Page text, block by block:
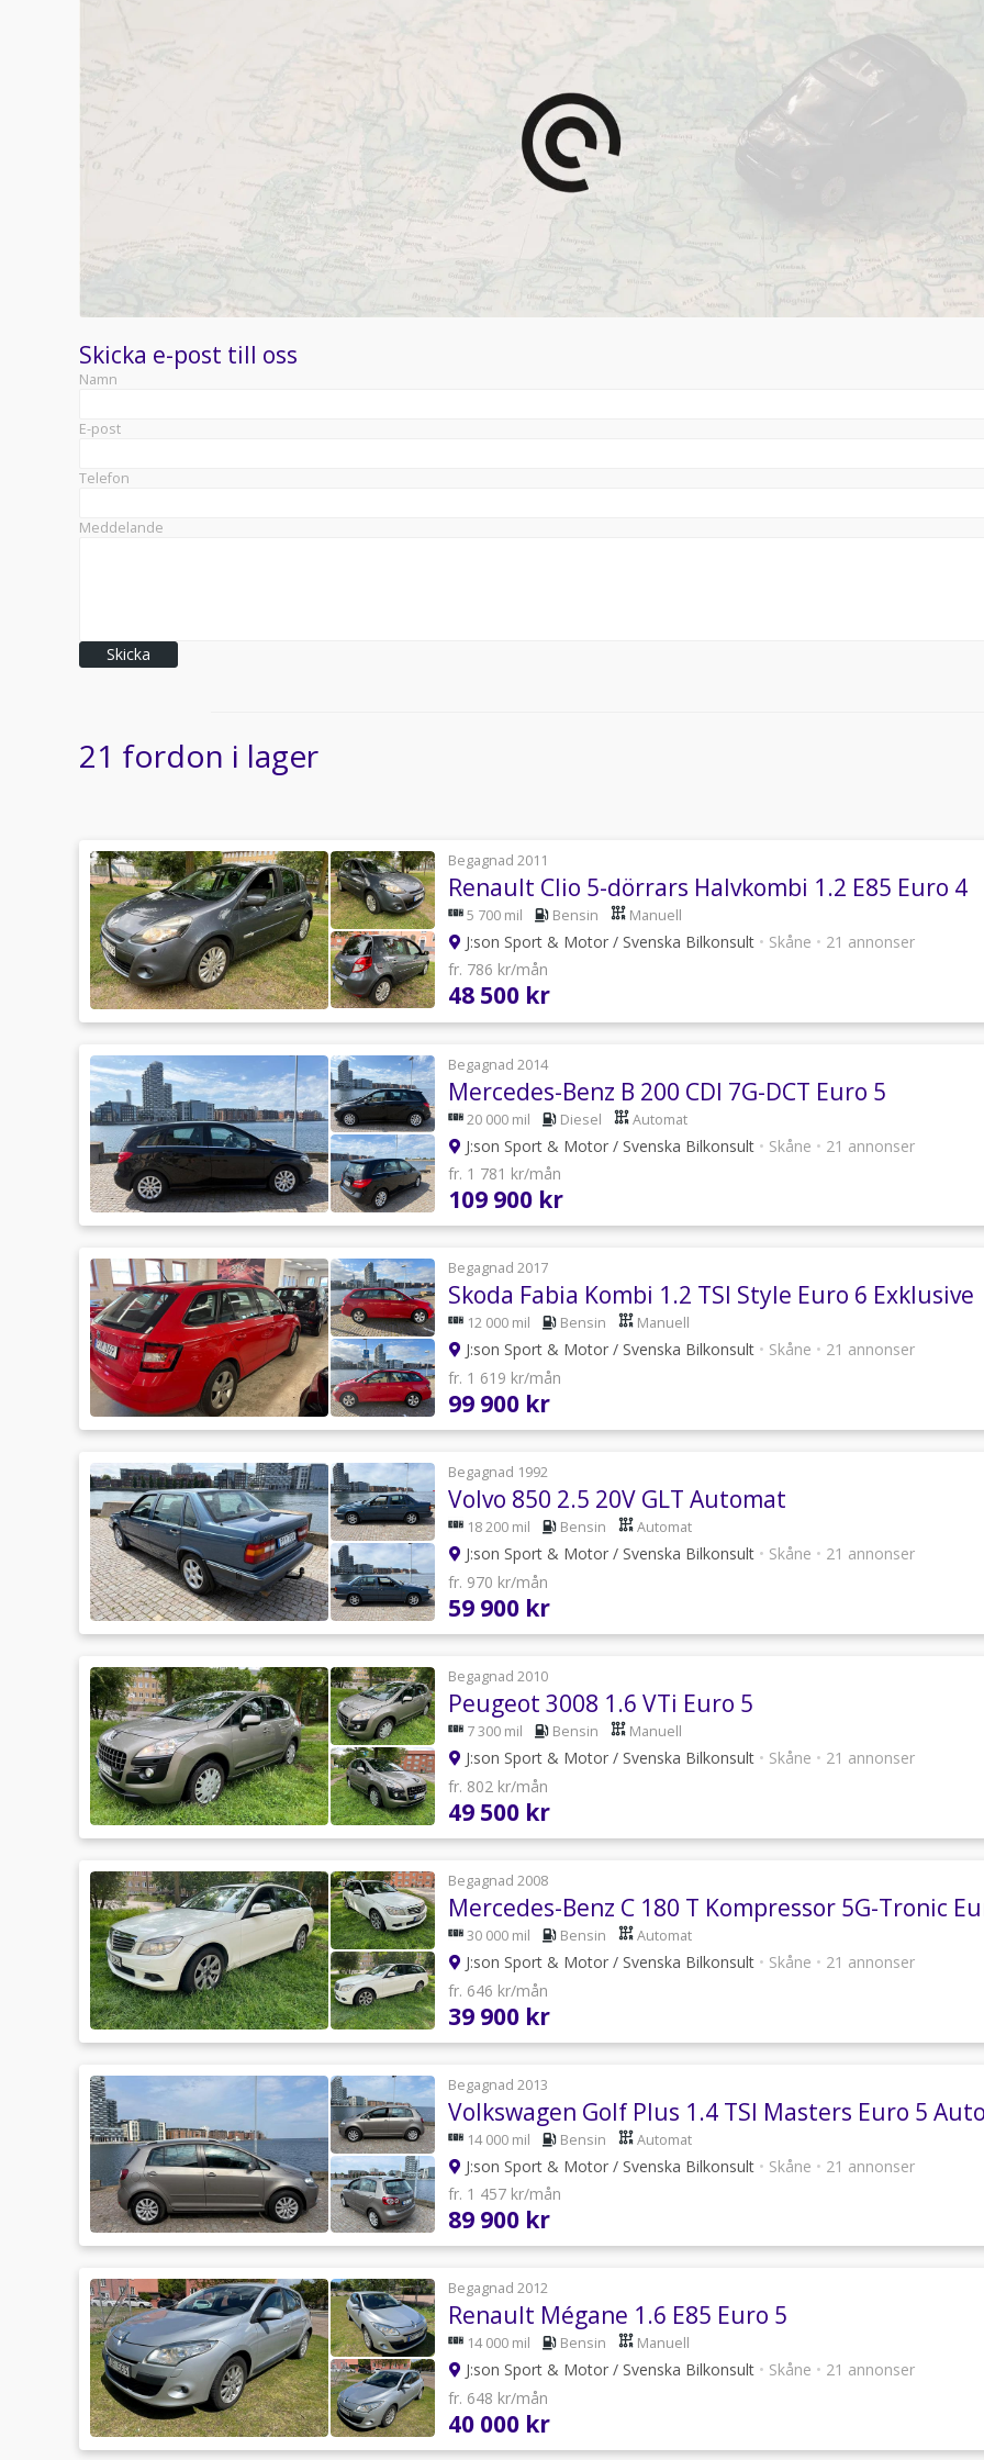
Skicka e-post till oss
Namn
E-post
Telefon
Meddelande
Skicka
21 fordon i lager
Begagnad 2011
Renault Clio 5-dörrars Halvkombi 1.2 E85 Euro 4
5 700 mil Bensin Manuell
J:son Sport & Motor / Svenska Bilkonsult • Skåne • 21 annonser
fr. 786 kr/mån
48 500 kr
Begagnad 2014
Mercedes-Benz B 200 CDI 7G-DCT Euro 5
20 000 mil Diesel Automat
J:son Sport & Motor / Svenska Bilkonsult • Skåne • 21 annonser
fr. 1 781 kr/mån
109 900 kr
Begagnad 2017
Skoda Fabia Kombi 1.2 TSI Style Euro 6 Exklusive
12 000 mil Bensin Manuell
J:son Sport & Motor / Svenska Bilkonsult • Skåne • 21 annonser
fr. 1 619 kr/mån
99 900 kr
Begagnad 1992
Volvo 850 2.5 20V GLT Automat
18 200 mil Bensin Automat
J:son Sport & Motor / Svenska Bilkonsult • Skåne • 21 annonser
fr. 970 kr/mån
59 900 kr
Begagnad 2010
Peugeot 3008 1.6 VTi Euro 5
7 300 mil Bensin Manuell
J:son Sport & Motor / Svenska Bilkonsult • Skåne • 21 annonser
fr. 802 kr/mån
49 500 kr
Begagnad 2008
Mercedes-Benz C 180 T Kompressor 5G-Tronic
30 000 mil Bensin Automat
J:son Sport & Motor / Svenska Bilkonsult • Skåne • 21 annonser
fr. 646 kr/mån
39 900 kr
Begagnad 2013
Volkswagen Golf Plus 1.4 TSI Masters Euro 5
14 000 mil Bensin Automat
J:son Sport & Motor / Svenska Bilkonsult • Skåne • 21 annonser
fr. 1 457 kr/mån
89 900 kr
Begagnad 2012
Renault Mégane 1.6 E85 Euro 5
14 000 mil Bensin Manuell
J:son Sport & Motor / Svenska Bilkonsult • Skåne • 21 annonser
fr. 648 kr/mån
40 000 kr